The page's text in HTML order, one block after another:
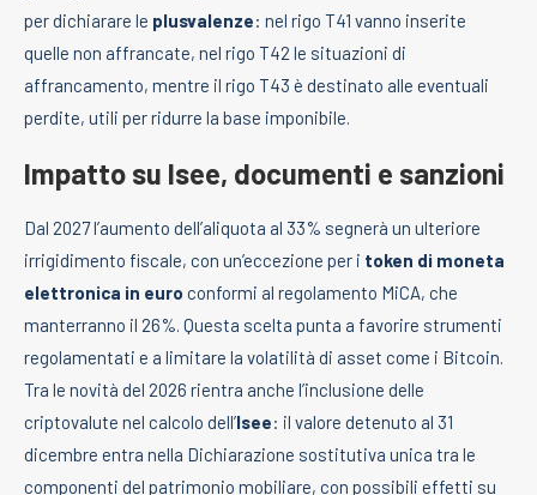
per dichiarare le plusvalenze: nel rigo T41 vanno inserite
quelle non affrancate, nel rigo T42 le situazioni di
affrancamento, mentre il rigo T43 è destinato alle eventuali
perdite, utili per ridurre la base imponibile.
Impatto su Isee, documenti e sanzioni
Dal 2027 l’aumento dell’aliquota al 33% segnerà un ulteriore
irrigidimento fiscale, con un’eccezione per i token di moneta
elettronica in euro conformi al regolamento MiCA, che
manterranno il 26%. Questa scelta punta a favorire strumenti
regolamentati e a limitare la volatilità di asset come i Bitcoin.
Tra le novità del 2026 rientra anche l’inclusione delle
criptovalute nel calcolo dell’Isee: il valore detenuto al 31
dicembre entra nella Dichiarazione sostitutiva unica tra le
componenti del patrimonio mobiliare, con possibili effetti su